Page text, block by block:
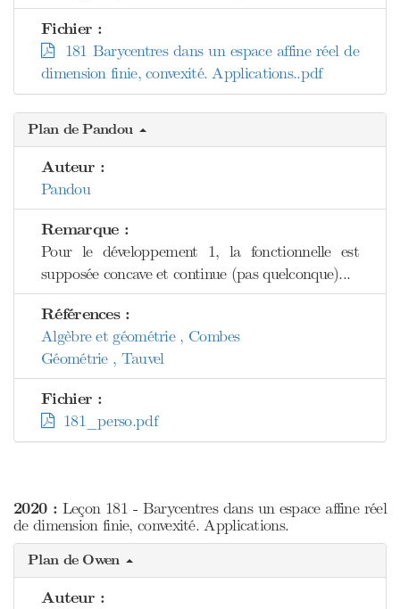
Fichier :
181 Barycentres dans un espace affine réel de
dimension finie, convexité. Applications..pdf
Plan de Pandou
Auteur :
Pandou
Remarque :
Pour le développement 1, la fonctionnelle est
supposée concave et continue (pas quelconque)...
Références :
Algèbre et géométrie , Combes
Géométrie , Tauvel
Fichier :
181_perso.pdf
2020 : Leçon 181 - Barycentres dans un espace affine réel
de dimension finie, convexité. Applications.
Plan de Owen
Auteur :